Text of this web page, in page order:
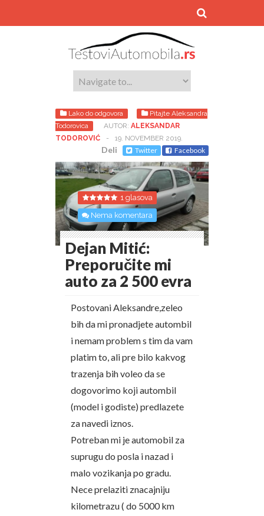
Lako do odgovora
Pitajte Aleksandra
Todorovica
AUTOR: ALEKSANDAR
TODOROVIĆ
- 19. NOVEMBER 2019.
Deli Twitter Facebook
1 glasova
Nema komentara
Dejan Mitić:
Preporučite mi
auto za 2 500 evra
Postovani Aleksandre,zeleo
bih da mi pronadjete autombil
i nemam problem s tim da vam
platim to, ali pre bilo kakvog
trazenja bih voleo da se
dogovorimo koji autombil
(model i godiste) predlazete
za navedi iznos.
Potreban mi je automobil za
suprugu do posla i nazad i
malo vozikanja po gradu.
Nece prelaziti znacajniju
kilometrazu ( do 5000 km